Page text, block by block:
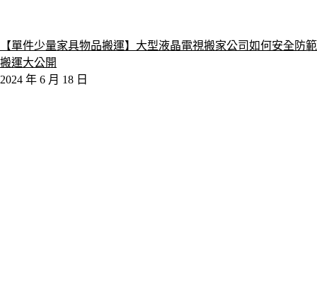
【單件少量家具物品搬運】大型液晶電視搬家公司如何安全防範
搬運大公開
2024 年 6 月 18 日